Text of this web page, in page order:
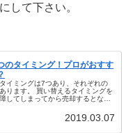
して下さい。
のタイミング！プロがおすす
イミングは7つあり、それぞれの
ります。 買い替えるタイミングを
してしまってから売却するとなれ
2019.03.07